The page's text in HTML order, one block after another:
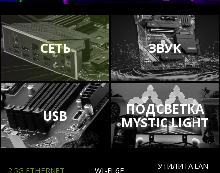
СЕТЬ ЗВУК
USB ПОДСВЕТКА
MYSTIC LIGHT
2.5G ETHERNET WI-FI 6E
УТИЛИТА LAN